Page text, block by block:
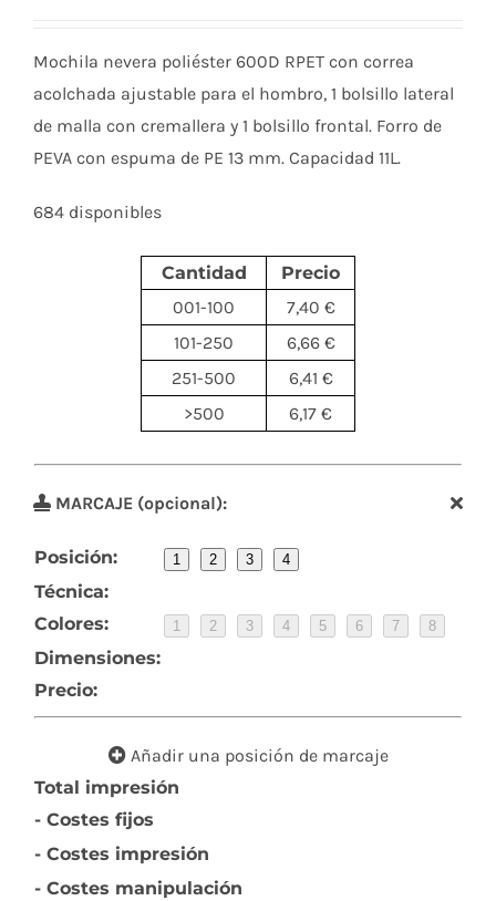
Mochila nevera poliéster 600D RPET con correa
acolchada ajustable para el hombro, 1 bolsillo lateral
de malla con cremallera y 1 bolsillo frontal. Forro de
PEVA con espuma de PE 13 mm. Capacidad 11L.
684 disponibles
Cantidad
Precio
001-100
7,40 €
101-250
6,66 €
251-500
6,41 €
>500
6,17 €
MARCAJE (opcional):
Posición: 1 2 3 4
Técnica:
Colores:
1 2 3 4 5 6 7 8
Dimensiones:
Precio:
Añadir una posición de marcaje
Total impresión
- Costes fijos
- Costes impresión
- Costes manipulación